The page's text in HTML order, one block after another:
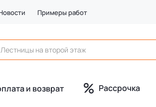
Примеры работ
и возврат Рассрочка